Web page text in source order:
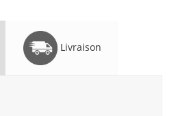
Livraison